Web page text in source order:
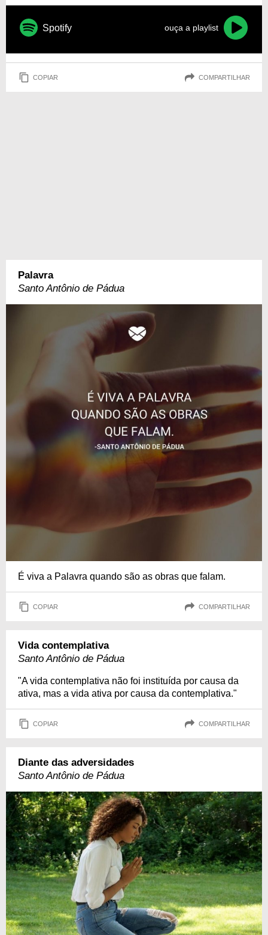
Spotify ouça a playlist
COPIAR COMPARTILHAR
Palavra
Santo Antônio de Pádua
É viva a Palavra quando são as obras que falam.
COPIAR COMPARTILHAR
Vida contemplativa
Santo Antônio de Pádua
"A vida contemplativa não foi instituída por causa da
ativa, mas a vida ativa por causa da contemplativa."
COPIAR COMPARTILHAR
Diante das adversidades
Santo Antônio de Pádua